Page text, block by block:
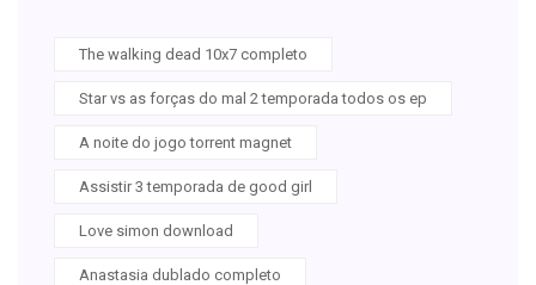
The walking dead 10x7 completo
Star vs as forças do mal 2 temporada todos os ep
A noite do jogo torrent magnet
Assistir 3 temporada de good girl
Love simon download
Anastasia dublado completo